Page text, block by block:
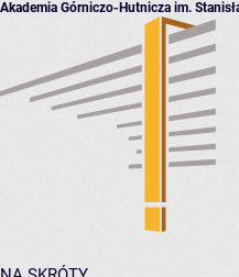
Akademia Górniczo-Hutnicza im.